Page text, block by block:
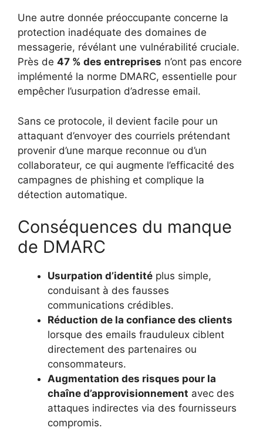
Une autre donnée préoccupante concerne la
protection inadéquate des domaines de
messagerie, révélant une vulnérabilité cruciale.
Près de 47 % des entreprises n’ont pas encore
implémenté la norme DMARC, essentielle pour
empêcher l’usurpation d’adresse email.
Sans ce protocole, il devient facile pour un
attaquant d’envoyer des courriels prétendant
provenir d’une marque reconnue ou d’un
collaborateur, ce qui augmente l’efficacité des
campagnes de phishing et complique la
détection automatique.
Conséquences du manque
de DMARC
Usurpation d’identité plus simple,
conduisant à des fausses
communications crédibles.
Réduction de la confiance des clients
lorsque des emails frauduleux ciblent
directement des partenaires ou
consommateurs.
Augmentation des risques pour la
chaîne d’approvisionnement avec des
attaques indirectes via des fournisseurs
compromis.